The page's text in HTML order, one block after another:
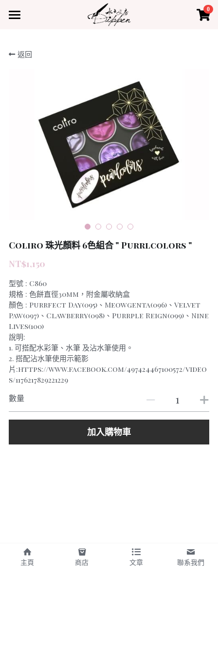
0
產品
登錄
返回
Coliro 珠光顏料 6色組合 " Purrlcolors "
NT$1,150
型號 : C860
規格 : 色餅直徑30mm，附金屬收納盒
顏色 : Purrfect Day(095)、Meowgenta(096)、Velvet
Paw(097)、Clawberry(098)、Purrple Reign(099)、Nine
Lives(100)
說明:
1. 可搭配水彩筆、水筆 及沾水筆使用。
2. 搭配沾水筆使用示範影
片:https://www.facebook.com/497424467100572/video
s/1176217829221229
數量
加入購物車
×
商品分類
所有商品分類
×
部落格分類
所有博客分類
主頁 商店 文章 聯系我們